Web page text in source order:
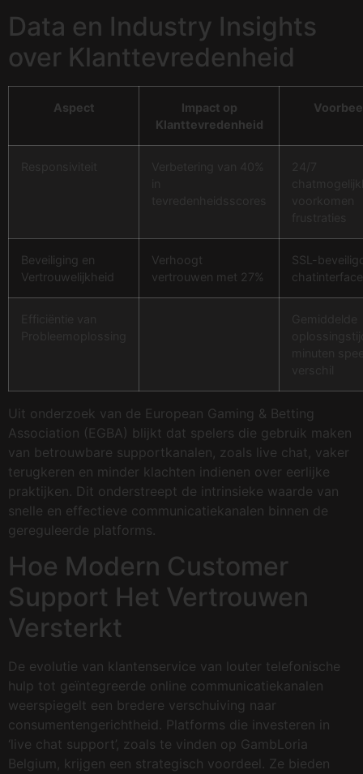
Data en Industry Insights
over Klanttevredenheid
Aspect
Impact op
Klanttevredenheid
Beveiliging en
Vertrouwelijkheid
Verhoogt
vertrouwen met 27%
SSL-
Uit onderzoek van de European Gaming & Betting
Association (EGBA) blijkt dat spelers die gebruik maken
van betrouwbare supportkanalen, zoals live chat, vaker
terugkeren en minder klachten indienen over eerlijke
praktijken. Dit onderstreept de intrinsieke waarde van
snelle en effectieve communicatiekanalen binnen de
gereguleerde platforms.
Hoe Modern Customer
Support Het Vertrouwen
Versterkt
De evolutie van klantenservice van louter telefonische
hulp tot geïntegreerde online communicatiekanalen
weerspiegelt een bredere verschuiving naar
consumentengerichtheid. Platforms die investeren in
‘live chat support’, zoals te vinden op GambLoria
Belgium, krijgen een strategisch voordeel. Ze bieden